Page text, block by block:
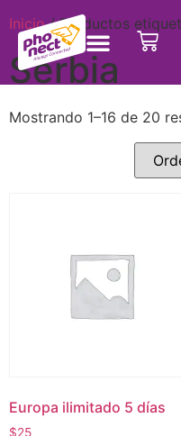
Inicio/ Productos
Serbia
Mostrando 1–16 de 20
Europa ilimitado 5 días
$25